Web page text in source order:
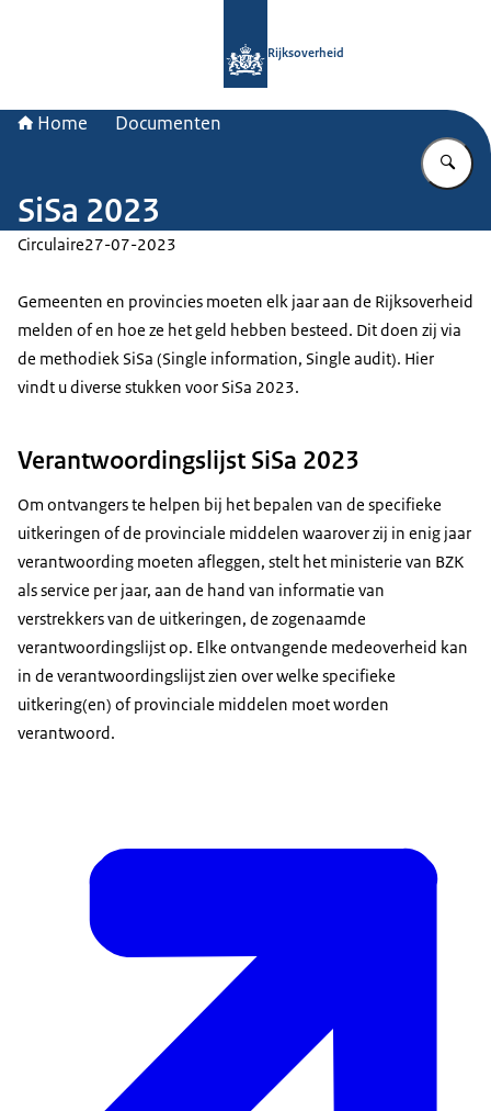
Rijksoverheid
Home Documenten
SiSa 2023
Circulaire27-07-2023
Gemeenten en provincies moeten elk jaar aan de Rijksoverheid
melden of en hoe ze het geld hebben besteed. Dit doen zij via
de methodiek SiSa (Single information, Single audit). Hier
vindt u diverse stukken voor SiSa 2023.
Verantwoordingslijst SiSa 2023
Om ontvangers te helpen bij het bepalen van de specifieke
uitkeringen of de provinciale middelen waarover zij in enig jaar
verantwoording moeten afleggen, stelt het ministerie van BZK
als service per jaar, aan de hand van informatie van
verstrekkers van de uitkeringen, de zogenaamde
verantwoordingslijst op. Elke ontvangende medeoverheid kan
in de verantwoordingslijst zien over welke specifieke
uitkering(en) of provinciale middelen moet worden
verantwoord.